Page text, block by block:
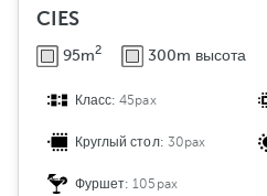
CIES
95m2 300m высота
Класс:45pax
Круглый стол: 30pax
Фуршет:105pax